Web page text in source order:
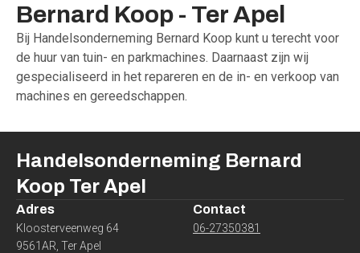
Bernard Koop - TerApel
Bij Handelsonderneming Bernard Koop kunt u terecht voor
de huur van tuin- en parkmachines. Daarnaast zijn wij
gespecialiseerd in het repareren en de in- en verkoop van
machines en gereedschappen.
Handelsonderneming Bernard
Koop Ter Apel
Adres
Kloosterveenweg 64
9561AR Ter Apel
Contact
06-27350381